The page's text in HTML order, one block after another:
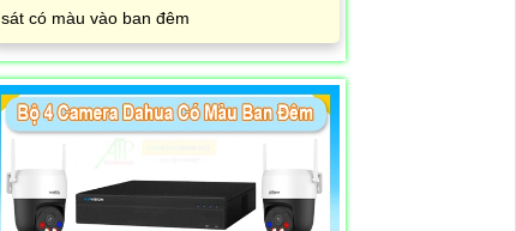
sát có màu vào ban đêm